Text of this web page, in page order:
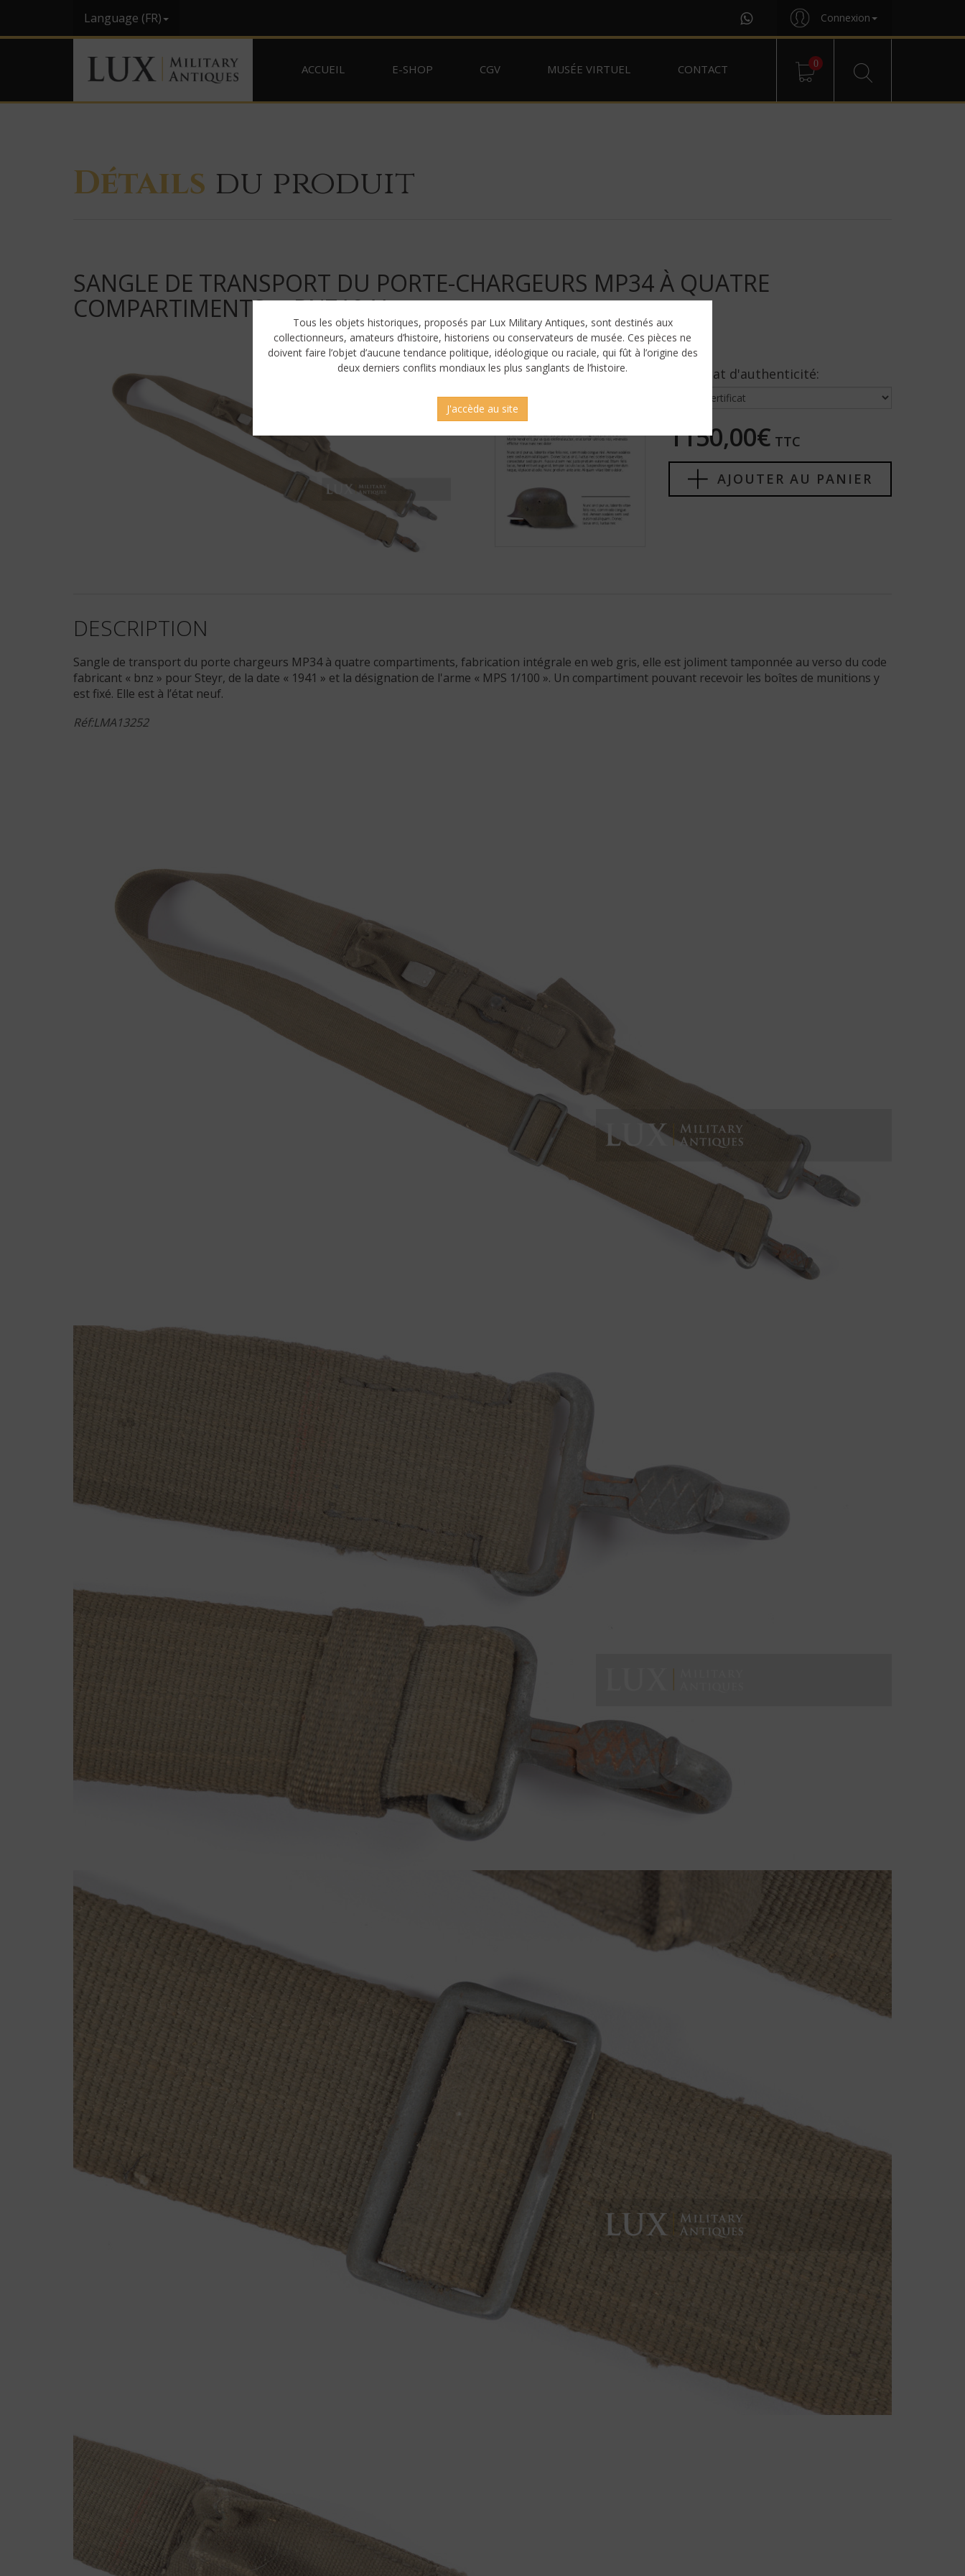
Language (FR) Connexion
ACCUEIL E-SHOP CGV MUSÉE VIRTUEL CONTACT 0
Détails du produit
SANGLE DE TRANSPORT DU PORTE-CHARGEURS MP34 À QUATRE
COMPARTIMENTS, « BNZ1941 »
Certificat d'authenticité:
1150,00€ TTC
AJOUTER AU PANIER
DESCRIPTION
Sangle de transport du porte chargeurs MP34 à quatre compartiments, fabrication intégrale en web gris, elle est joliment tamponnée au verso du code
fabricant « bnz » pour Steyr, de la date « 1941 » et la désignation de l'arme « MPS 1/100 ». Un compartiment pouvant recevoir les boîtes de munitions y
est fixé. Elle est à l’état neuf.
Réf:LMA13252
Tous les objets historiques, proposés par Lux Military Antiques, sont destinés aux
collectionneurs, amateurs d’histoire, historiens ou conservateurs de musée. Ces pièces ne
doivent faire l’objet d’aucune tendance politique, idéologique ou raciale, qui fût à l’origine des
deux derniers conflits mondiaux les plus sanglants de l’histoire.
J'accède au site